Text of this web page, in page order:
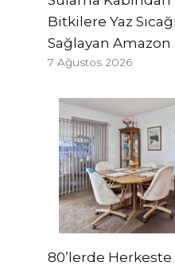
Bitkilere Yaz
Sağlayan
7 Ağustos 2026
80’lerde Herkeste